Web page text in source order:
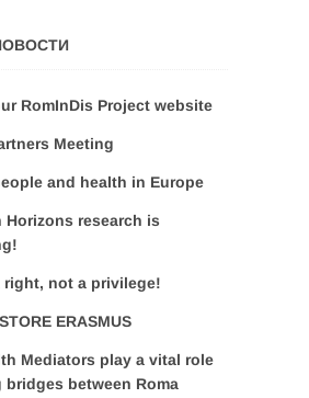
RomInDis Project website
Meeting
and health in Europe
Horizons research is
right, not a privilege!
ERASMUS
Mediators play a vital role
between Roma